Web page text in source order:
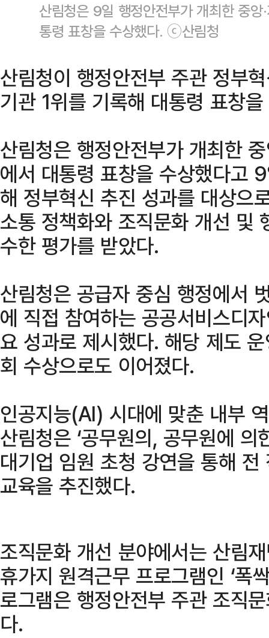
산림청은 9일 행정안전부가 개최한 중앙
통령 표창을 수상했다. ⓒ산림청
산림청이 행정안전부 주관 정부
기관 1위를 기록해 대통령 표창
산림청은 행정안전부가 개최한
에서 대통령 표창을 수상했다고
해 정부혁신 추진 성과를 대상으
소통 정책화와 조직문화 개선 및
수한 평가를 받았다.
산림청은 공급자 중심 행정에서
에 직접 참여하는 공공서비스디
요 성과로 제시했다. 해당 제도
회 수상으로도 이어졌다.
인공지능(AI) 시대에 맞춘 내부
산림청은 ‘공무원의, 공무원에
대기업 임원 초청 강연을 통해
교육을 추진했다.
조직문화 개선 분야에서는 산림
휴가지 원격근무 프로그램인 ‘폭
로그램은 행정안전부 주관 조직
다.